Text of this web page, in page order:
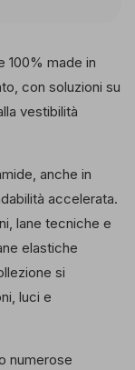
100% made in
con soluzioni su
vestibilità
anche in
accelerata.
lane tecniche e
elastiche
si
luci e
numerose